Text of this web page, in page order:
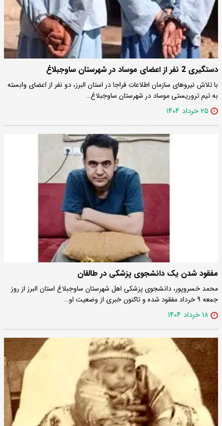
دستگیری 2 نفر از اعضای موساد در شهرستان ساوجبلاغ
با تلاش نیروهای سازمان اطلاعات فراجا در استان البرز، دو نفر از اعضای وابسته
به تیم تروریستی موساد در شهرستان ساوجبلاغ…
۲۵ خرداد ۱۴۰۴
مفقود شدن یک دانشجوی پزشکی در طالقان
محمد خسروپور، دانشجوی پزشکی اهل شهرستان ساوجبلاغ استان البرز از روز
جمعه ۹ خرداد مفقود شده و تاکنون خبری از وضعیت او…
۱۸ خرداد ۱۴۰۴